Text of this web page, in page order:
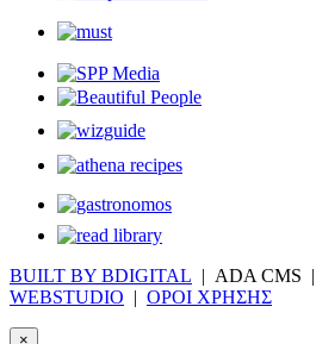
BUILT BY BDIGITAL | ADA CMS |
WEBSTUDIO | ΟΡΟΙ ΧΡΗΣΗΣ
×